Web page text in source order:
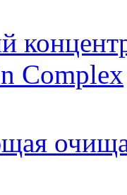
Complex